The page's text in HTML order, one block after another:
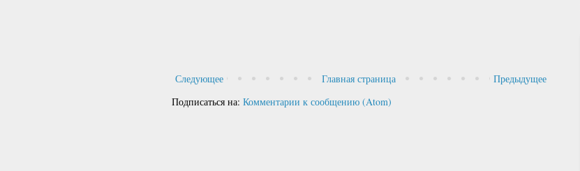
Следующее Предыдущее
Главная страница
Подписаться на: Комментарии к сообщению (Atom)